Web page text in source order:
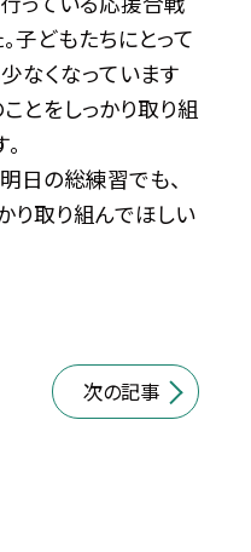
子どもたちにとって
なくなっています
とをしっかり取り組
日の総練習でも、
り取り組んでほしい
次の記事